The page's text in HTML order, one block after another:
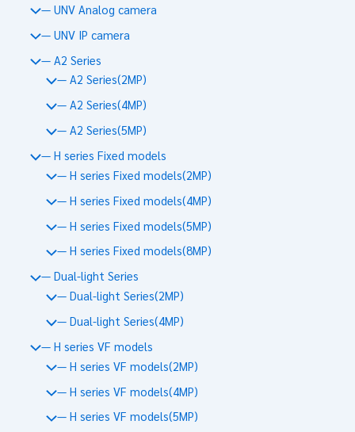
— UNV Analog camera
— UNV IP camera
— A2 Series
— A2 Series(2MP)
— A2 Series(4MP)
— A2 Series(5MP)
— H series Fixed models
— H series Fixed models(2MP)
— H series Fixed models(4MP)
— H series Fixed models(5MP)
— H series Fixed models(8MP)
— Dual-light Series
— Dual-light Series(2MP)
— Dual-light Series(4MP)
— H series VF models
— H series VF models(2MP)
— H series VF models(4MP)
— H series VF models(5MP)